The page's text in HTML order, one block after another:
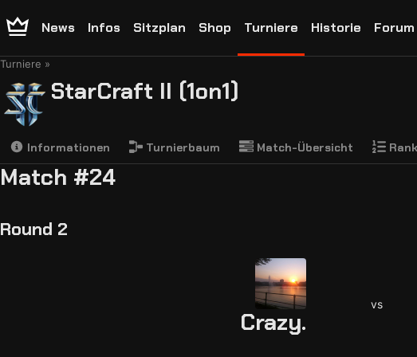
News Infos Sitzplan Shop Turniere Historie Forum
Turniere
StarCraft II (1on1)
Informationen Turnierbaum Match-Übersicht
Match #24
Round 2
Crazy.
vs